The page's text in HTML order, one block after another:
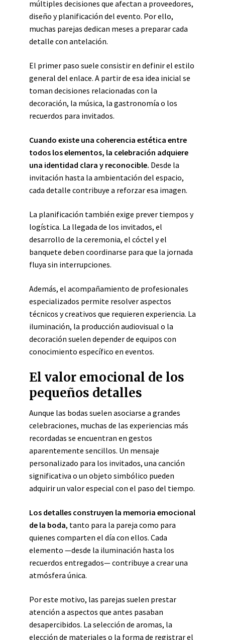
múltiples decisiones que afectan a proveedores,
diseño y planificación del evento. Por ello,
muchas parejas dedican meses a preparar cada
detalle con antelación.
El primer paso suele consistir en definir el estilo
general del enlace. A partir de esa idea inicial se
toman decisiones relacionadas con la
decoración, la música, la gastronomía o los
recuerdos para invitados.
Cuando existe una coherencia estética entre
todos los elementos, la celebración adquiere
una identidad clara y reconocible. Desde la
invitación hasta la ambientación del espacio,
cada detalle contribuye a reforzar esa imagen.
La planificación también exige prever tiempos y
logística. La llegada de los invitados, el
desarrollo de la ceremonia, el cóctel y el
banquete deben coordinarse para que la jornada
fluya sin interrupciones.
Además, el acompañamiento de profesionales
especializados permite resolver aspectos
técnicos y creativos que requieren experiencia. La
iluminación, la producción audiovisual o la
decoración suelen depender de equipos con
conocimiento específico en eventos.
El valor emocional de los
pequeños detalles
Aunque las bodas suelen asociarse a grandes
celebraciones, muchas de las experiencias más
recordadas se encuentran en gestos
aparentemente sencillos. Un mensaje
personalizado para los invitados, una canción
significativa o un objeto simbólico pueden
adquirir un valor especial con el paso del tiempo.
Los detalles construyen la memoria emocional
de la boda, tanto para la pareja como para
quienes comparten el día con ellos. Cada
elemento —desde la iluminación hasta los
recuerdos entregados— contribuye a crear una
atmósfera única.
Por este motivo, las parejas suelen prestar
atención a aspectos que antes pasaban
desapercibidos. La selección de aromas, la
elección de materiales o la forma de registrar el